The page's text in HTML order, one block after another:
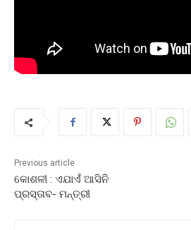
Previous article
କୋଶଳୀ : ଏଯାଏଁ ଆସିନି
ପ୍ରସ୍ତାବ- ମନ୍ତ୍ରୀ